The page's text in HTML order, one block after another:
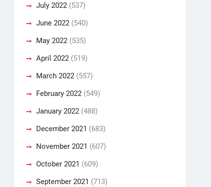
July 2022 (537)
June 2022 (540)
May 2022 (535)
April 2022 (519)
March 2022 (557)
February 2022 (549)
January 2022 (488)
December 2021 (683)
November 2021 (607)
October 2021 (609)
September 2021 (713)